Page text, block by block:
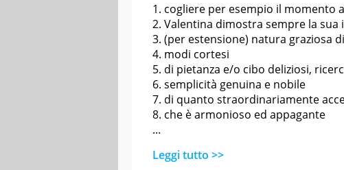
cogliere per esempio il momento
Valentina dimostra sempre la sua
(per estensione) natura graziosa
modi cortesi
di pietanza e/o cibo deliziosi,
semplicità genuina e nobile
di quanto straordinariamente
che è armonioso ed appagante
...
Leggi tutto >>